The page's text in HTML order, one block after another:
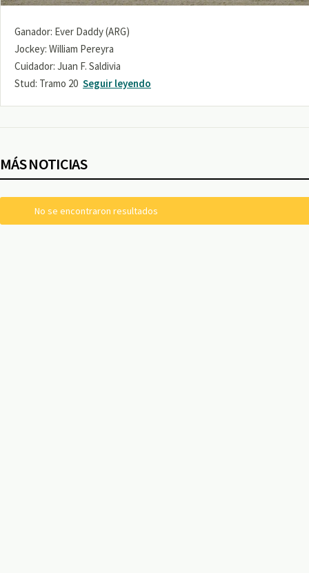
Ganador: Ever Daddy (ARG)
Jockey: William Pereyra
Cuidador: Juan F. Saldivia
Stud: Tramo 20 Seguir leyendo
MÁS NOTICIAS
No se encontraron resultados